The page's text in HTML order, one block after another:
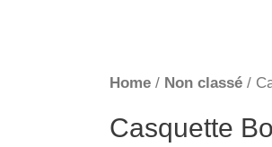
Home/ Non classé/
Casquette